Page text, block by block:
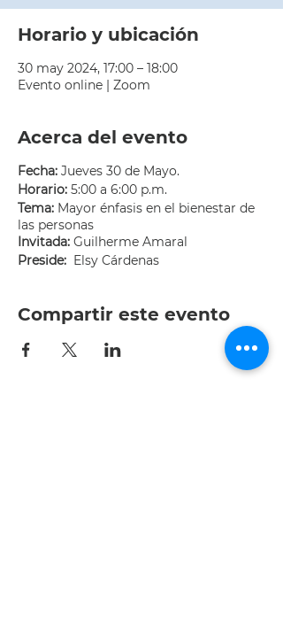
Horario y ubicación
30 may 2024, 17:00 – 18:00
Evento online | Zoom
Acerca del evento
Fecha: Jueves 30 de Mayo.
Horario: 5:00 a 6:00 p.m.
Tema: Mayor énfasis en el bienestar de
las personas
Invitada: Guilherme Amaral
Preside: Elsy Cárdenas
Compartir este evento